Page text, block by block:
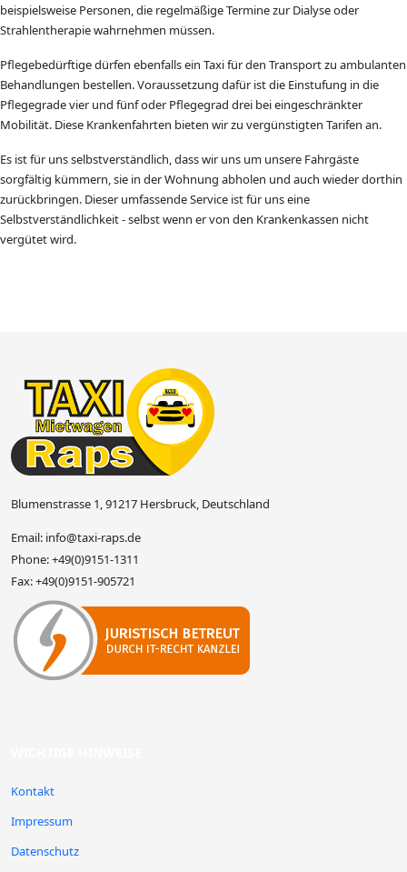
beispielsweise Personen, die regelmäßige Termine zur Dialyse oder
Strahlentherapie wahrnehmen müssen.
Pflegebedürftige dürfen ebenfalls ein Taxi für den Transport zu ambulanten
Behandlungen bestellen. Voraussetzung dafür ist die Einstufung in die
Pflegegrade vier und fünf oder Pflegegrad drei bei eingeschränkter
Mobilität. Diese Krankenfahrten bieten wir zu vergünstigten Tarifen an.
Es ist für uns selbstverständlich, dass wir uns um unsere Fahrgäste
sorgfältig kümmern, sie in der Wohnung abholen und auch wieder dorthin
zurückbringen. Dieser umfassende Service ist für uns eine
Selbstverständlichkeit - selbst wenn er von den Krankenkassen nicht
vergütet wird.
Blumenstrasse 1, 91217 Hersbruck, Deutschland
Email: info@taxi-raps.de
Phone:+49(0)9151-1311
Fax:+49(0)9151-905721
Kontakt
Impressum
Datenschutz